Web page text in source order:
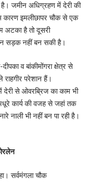
है। जमीन अधिग्रहण में देरी की
इमलीछापर चौक से एक
अटका है तो दूसरी
सड़क नहीं बन सकी है।
व बांकीमोंगरा क्षेत्र से
परेशान हैं।
देरी से ओवरब्रिज का काम भी
कार्य की वजह से जहां तक
नाली भी नहीं बन पा रही है।
सर्वमंगला चौक